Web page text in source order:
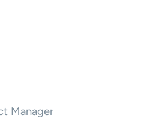
Manager